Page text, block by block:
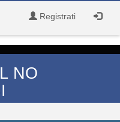
Registrati
NO